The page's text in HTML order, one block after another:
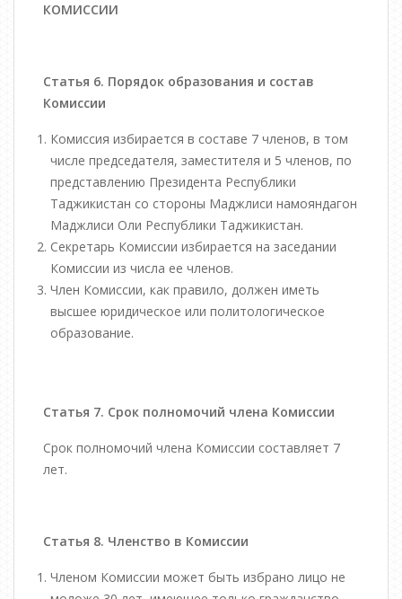
КОМИССИИ
Статья 6. Порядок образования и состав
Комиссии
Комиссия избирается в составе 7 членов, в том
числе председателя, заместителя и 5 членов, по
представлению Президента Республики
Таджикистан со стороны Маджлиси намояндагон
Маджлиси Оли Республики Таджикистан.
Секретарь Комиссии избирается на заседании
Комиссии из числа ее членов.
Член Комиссии, как правило, должен иметь
высшее юридическое или политологическое
образование.
Статья 7. Срок полномочий члена Комиссии
Срок полномочий члена Комиссии составляет 7
лет.
Статья 8. Членство в Комиссии
Членом Комиссии может быть избрано лицо не